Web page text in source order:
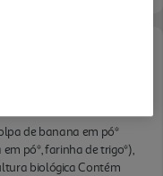
de banana em pó*
pó*, farinha de trigo*),
biológica Contém